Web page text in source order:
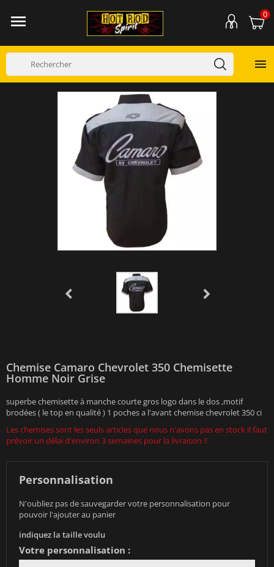
 0

Chemise Camaro Chevrolet 350 Chemisette
Homme Noir Grise
superbe chemisette à manche courte gros logo dans le dos ,motif
brodées ( le top en qualité ) 1 poches a l'avant chemise chevrolet 350 ci
Les chemises sont les seuls articles que nous n'avons pas en stock il faut
prévoir un délai d'environ 3 semaines pour la livraison !!
Personnalisation
N'oubliez pas de sauvegarder votre personnalisation pour
pouvoir l'ajouter au panier
indiquez la taille voulu
Votre personnalisation :